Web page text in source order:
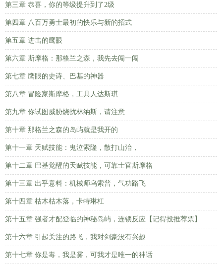
第三章 恭喜，你的等级提升到了2级
第四章 八百万勇士最初的快乐与新的招式
第五章 进击的鹰眼
第六章 斯摩格：那格兰之森，我先去闯一闯
第七章 鹰眼的史诗、巴基的神器
第八章 冒险家斯摩格，工具人达斯琪
第九章 你试图威胁烧扰林纳斯，请注意
第十章 那格兰之森的岛屿就是我开的
第十一章 天赋技能：鬼泣索隆，散打山治，
第十二章 巴基觉醒的天赋技能，可靠士官斯摩格
第十三章 出乎意料：机械师乌索普，气功路飞
第十四章 枯木枯木落，卡特琳杠
第十五章 强者才配登临的神秘岛屿，连锁反应【记得投推荐票】
第十六章 引起关注的路飞，我对剑豪没有兴趣
第十七章 你是毒，我是雾，可我才是唯一的神话